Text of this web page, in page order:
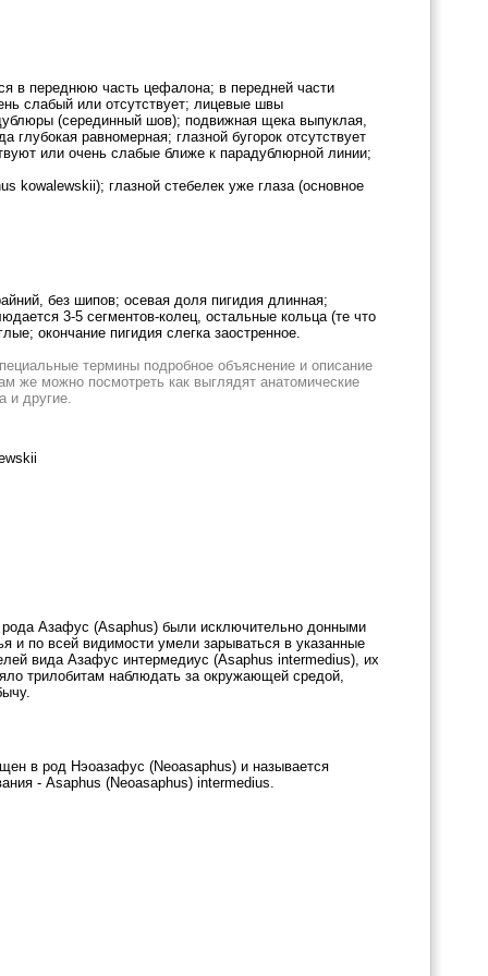
в переднюю часть цефалона; в передней части
слабый или отсутствует; лицевые швы
(серединный шов); подвижная щека выпуклая,
глубокая равномерная; глазной бугорок отсутствует
или очень слабые ближе к парадублюрной линии;
kowalewskii); глазной стебелек уже глаза (основное
без шипов; осевая доля пигидия длинная;
3-5 сегментов-колец, остальные кольца (те что
окончание пигидия слегка заостренное.
термины подробное объяснение и описание
же можно посмотреть как выглядят анатомические
и другие.
Азафус (Asaphus) были исключительно донными
и по всей видимости умели зарываться в указанные
вида Азафус интермедиус (Asaphus intermedius), их
трилобитам наблюдать за окружающей средой,
в род Нэоазафус (Neoasaphus) и называется
- Asaphus (Neoasaphus) intermedius.